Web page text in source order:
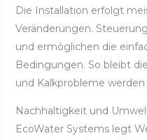
Die Installation erfolgt
Veränderungen.
und ermöglichen die
Bedingungen. So bleibt
und Kalkprobleme
Nachhaltigkeit und
EcoWater Systems legt